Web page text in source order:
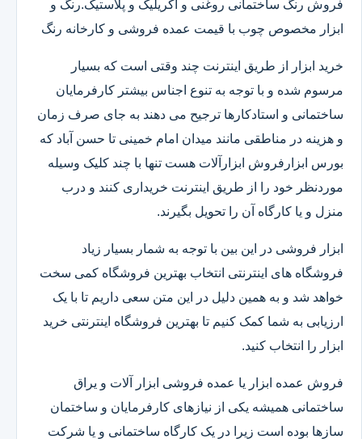
فروش رنگ ساختمانی روغنی و اکریلیک و پلاستیک.رنگ و
ابزار مخصوص چوب با قیمت عمده فروشی و کارخانه رنگ
خرید ابزار از طریق اینترنت چند وقتی است که بسیار
مرسوم شده و با توجه به تنوع اجناس بیشتر کارفرمایان
ساختمانی و استادکارها ترجیح می دهند به جای صرف زمان
و هزینه در مناطقی مانند میدان امام خمینی تا حسن آباد که
بورس ابزارفروش ابزارآلات هست تنها با چند کلیک وسیله
موردنظر خود را از طریق اینترنت خریداری کنند و درب
منزل و یا کارگاه آن را تحویل بگیرند.
ابزار فروشی در این بین با توجه به شمار بسیار زیاد
فروشگاه های اینترنتی انتخاب بهترین فروشگاه کمی سخت
خواهد شد و به همین دلیل در این متن سعی داریم تا با یک
ارزیابی به شما کمک کنیم تا بهترین فروشگاه اینترنتی خرید
ابزار را انتخاب کنید.
فروش عمده ابزار یا عمده فروشی ابزار آلات و یراق
ساختمانی همیشه یکی از نیازهای کارفرمایان و ساختمان
سازها بوده است زیرا در یک کارگاه ساختمانی و یا شرکت